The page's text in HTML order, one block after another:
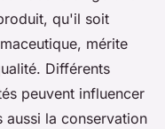
qu'il soit
mérite
Différents
peuvent influencer
aussi la conservation